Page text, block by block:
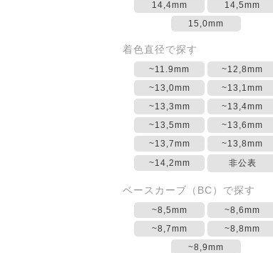
14,4mm
14,5mm
15,0mm
着色直径で探す
~11.9mm
~12,8mm
~13,0mm
~13,1mm
~13,3mm
~13,4mm
~13,5mm
~13,6mm
~13,7mm
~13,8mm
~14,2mm
非公表
ベースカーブ（BC）で探す
~8,5mm
~8,6mm
~8,7mm
~8,8mm
~8,9mm